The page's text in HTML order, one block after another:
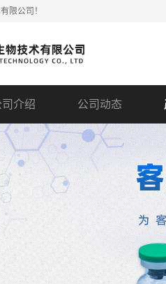
限公司！
司介绍 公司动态